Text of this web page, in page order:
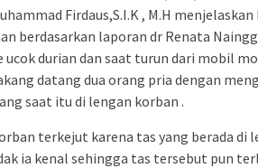
Firdaus,S.I.K , M.H
berdasarkan laporan dr Renata
durian dan saat turun dari mobil
datang dua orang pria dengan
saat itu di lengan korban .
terkejut karena tas yang berada di
ia kenal sehingga tas tersebut pun